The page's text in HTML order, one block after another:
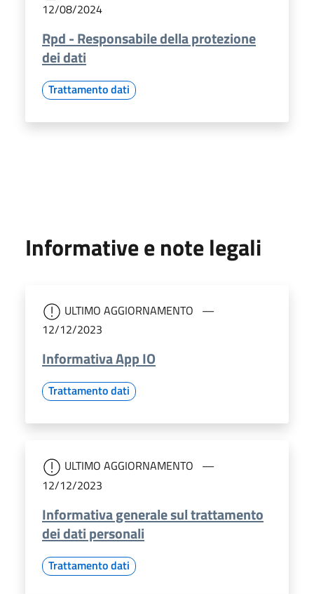
12/08/2024
Rpd - Responsabile della protezione
dei dati
Trattamento dati
Informative e note legali
ULTIMO AGGIORNAMENTO
12/12/2023
Informativa App IO
Trattamento dati
ULTIMO AGGIORNAMENTO
12/12/2023
Informativa generale sul trattamento
dei dati personali
Trattamento dati